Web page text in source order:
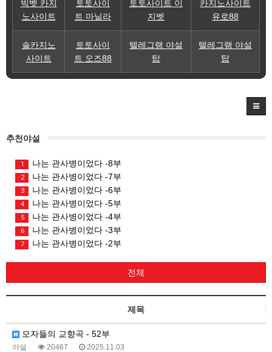
빅벳 카지
노사이트
토토사이
트 마닐라
토토사이트 이
지벳
카지노사이트
유로88
솔카지노
사이트
토토사이
트 오즈88
텔레그램 야설
탑
텔레그램 야설
탑
추천야설
1 나는 관사병이었다 -8부
2 나는 관사병이었다 -7부
3 나는 관사병이었다 -6부
4 나는 관사병이었다 -5부
5 나는 관사병이었다 -4부
6 나는 관사병이었다 -3부
7 나는 관사병이었다 -2부
전체
제목
모자들의 교향곡 - 52부
야설 20467 2025.11.03